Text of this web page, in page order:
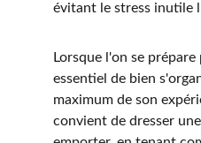
évitant le stress inutile
Lorsque l'on se
essentiel de bien
maximum de son
convient de dresser